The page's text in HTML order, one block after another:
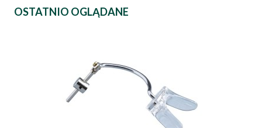
OSTATNIO OGLĄDANE